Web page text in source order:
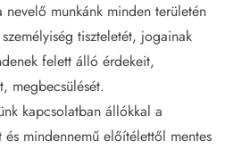
munkánk minden területén
tiszteletét, jogainak
felett álló érdekeit,
megbecsülését.
kapcsolatban állókkal a
és mindennemű előítélettől mentes